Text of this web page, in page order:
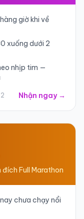
giờ khi về
xuống dưới 2
nhịp tim —
Nhận ngay →
Full Marathon
chưa chạy nổi